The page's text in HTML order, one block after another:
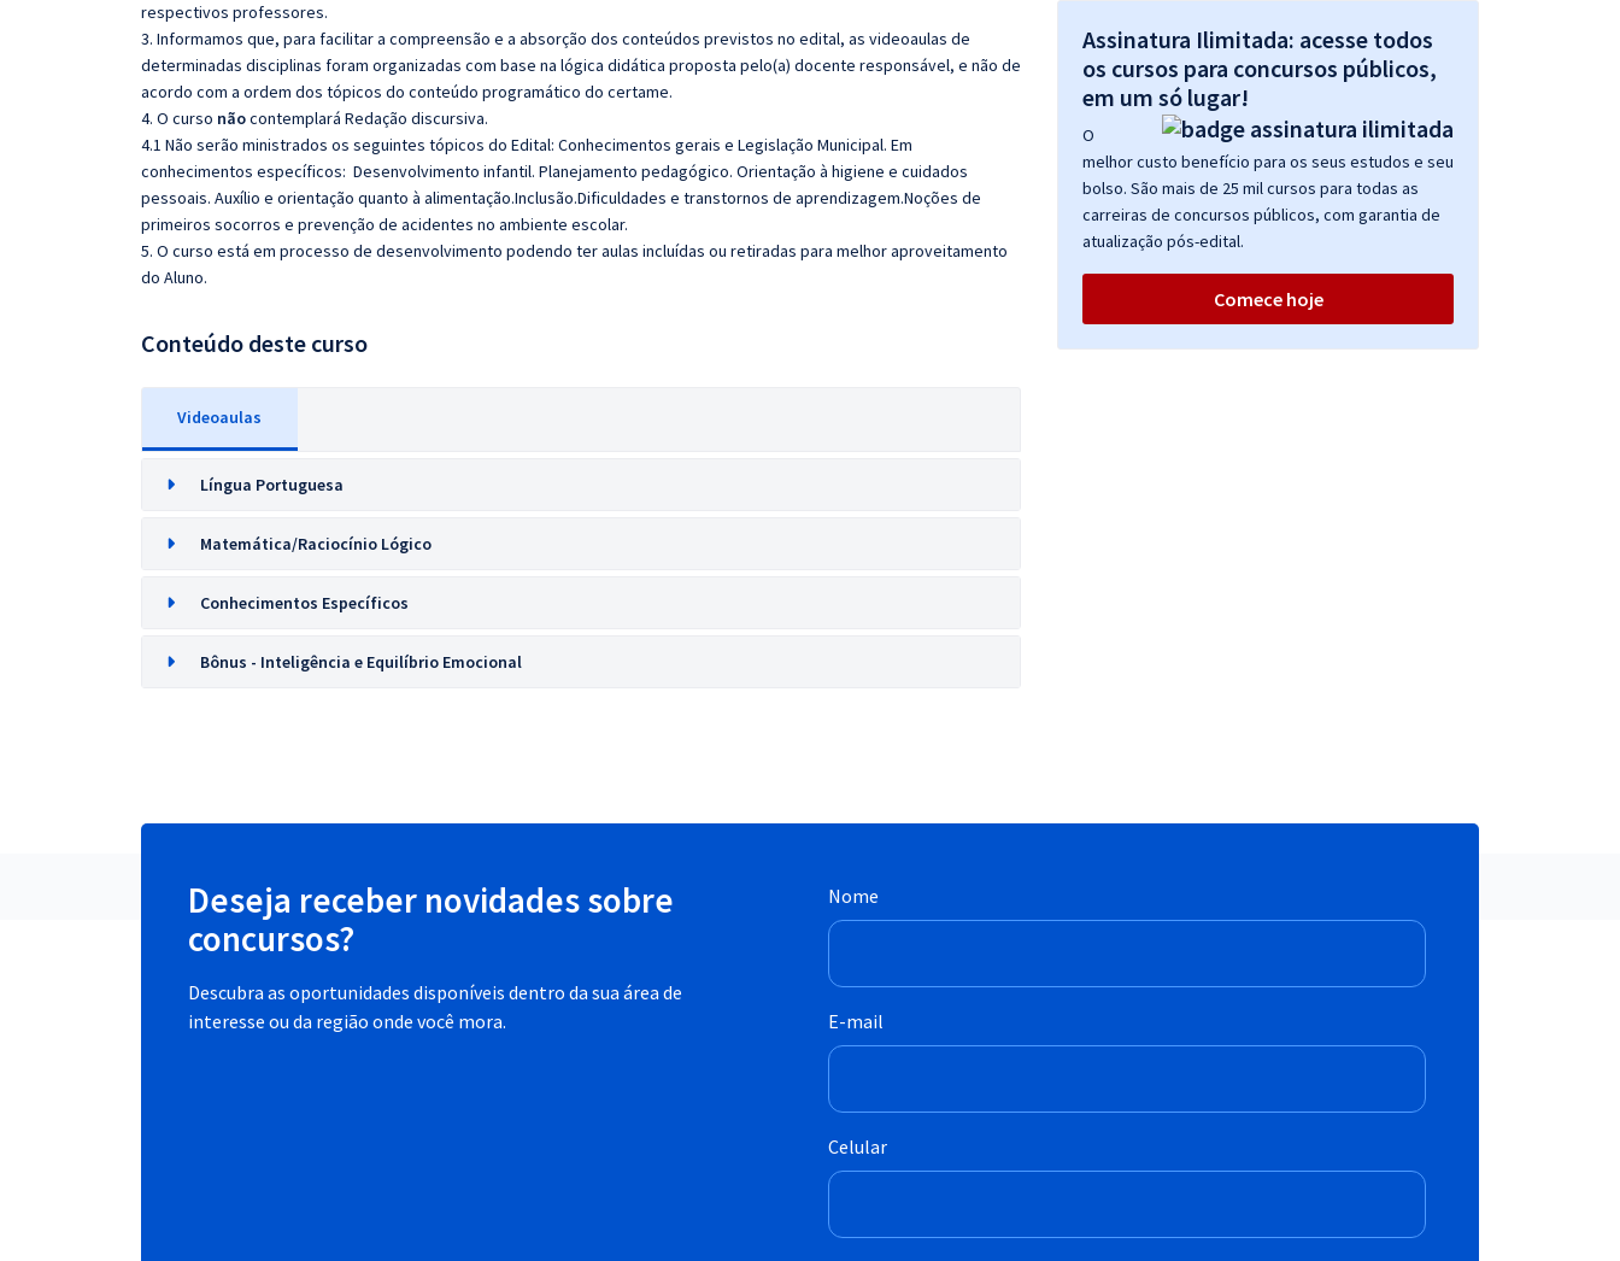
respectivos professores.
3. Informamos que, para facilitar a compreensão e a absorção dos conteúdos previstos no edital, as videoaulas de
determinadas disciplinas foram organizadas com base na lógica didática proposta pelo(a) docente responsável, e não de
acordo com a ordem dos tópicos do conteúdo programático do certame.
4. O curso nãocontemplará Redação discursiva.
4.1 Não serão ministrados os seguintes tópicos do Edital: Conhecimentos gerais e Legislação Municipal. Em
conhecimentos específicos: Desenvolvimento infantil. Planejamento pedagógico. Orientação à higiene e cuidados
pessoais. Auxílio e orientação quanto à alimentação.Inclusão.Dificuldades e transtornos de aprendizagem.Noções de
primeiros socorros e prevenção de acidentes no ambiente escolar.
5. O curso está em processo de desenvolvimento podendo ter aulas incluídas ou retiradas para melhor aproveitamento
do Aluno.
Conteúdo deste curso
Videoaulas
Língua Portuguesa
Matemática/Raciocínio Lógico
Conhecimentos Específicos
Bônus - Inteligência e Equilíbrio Emocional
Assinatura Ilimitada: acesse todos
os cursos para concursos públicos,
em um só lugar!
O
melhor custo benefício para os seus estudos e seu
bolso. São mais de 25 mil cursos para todas as
carreiras de concursos públicos, com garantia de
atualização pós-edital.
Comece hoje
Deseja receber novidades sobre
concursos?
Descubra as oportunidades disponíveis dentro da sua área de
interesse ou da região onde você mora.
Nome
E-mail
Celular